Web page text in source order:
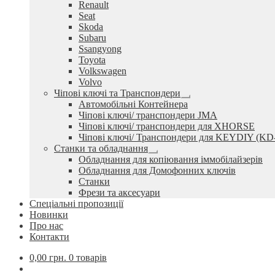
Renault
Seat
Skoda
Subaru
Ssangyong
Toyota
Volkswagen
Volvo
Чіпові ключі та Транспондери
Розгорнуте
вкладене
меню
Автомобільні Контейнера
Чіпові ключі/ транспондери JMA
Чіпові ключі/ транспондери для XHORSE
Чіпові ключі/ Транспондери для KEYDIY
Станки та обладнання
Розгорнуте
вкладене
меню
Обладнання для копіювання іммобілайзерів
Обладнання для Домофонних ключів
Станки
Фрези та аксесуари
Спеціальні пропозиції
Новинки
Про нас
Контакти
0,00 грн. 0 товарів